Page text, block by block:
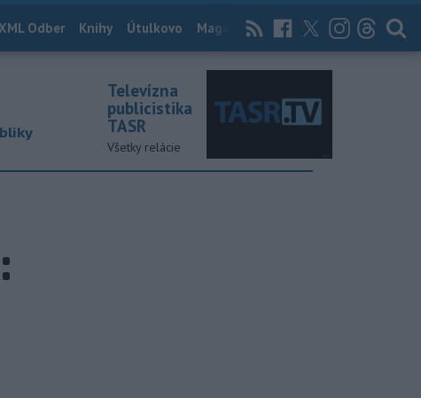
Odber Knihy Útulkovo Magazín News Now Archív
Televízna
publicistika
TASR
Všetky relácie